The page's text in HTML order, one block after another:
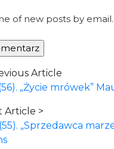
of new posts by email.
Article
„Życie mrówek”
Article >
„Sprzedawca